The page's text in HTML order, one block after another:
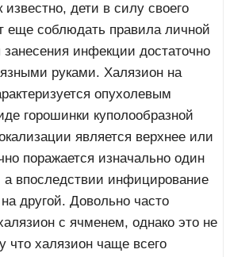
известно, дети в силу своего
еще соблюдать правила личной
инфекции достаточно
руками. Халязион на
опухолевым
горошинки куполообразной
является верхнее или
поражается изначально один
а впоследствии инфицирование
другой. Довольно часто
с ячменем, однако это не
что халязион чаще всего